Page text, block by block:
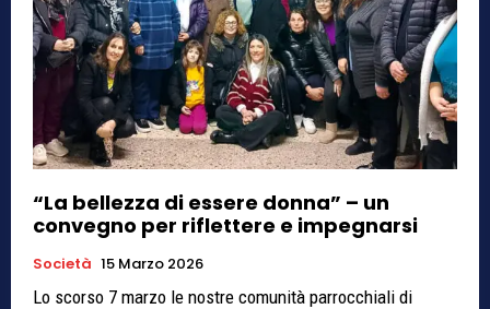
“La bellezza di essere donna” – un
convegno per riflettere e impegnarsi
Società 15 Marzo 2026
Lo scorso 7 marzo le nostre comunità parrocchiali di